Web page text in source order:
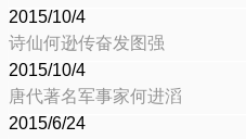
2015/10/4
诗仙何逊传奋发图强
2015/10/4
唐代著名军事家何进滔
2015/6/24